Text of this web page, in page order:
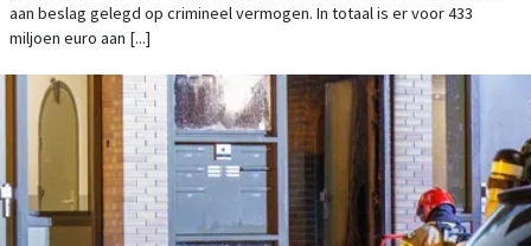
aan beslag gelegd op crimineel vermogen. In totaal is er voor 433
miljoen euro aan [...]